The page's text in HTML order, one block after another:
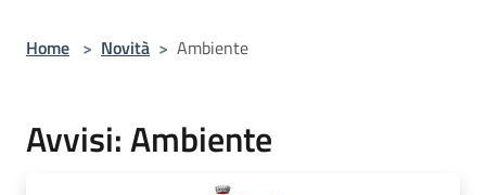
Home > Novità > Ambiente
Avvisi: Ambiente